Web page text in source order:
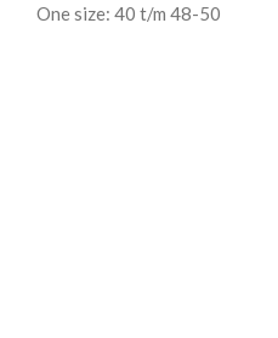
One size: 40 t/m 48-50